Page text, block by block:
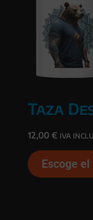
Taza
12,00€ IVA
Escoge el